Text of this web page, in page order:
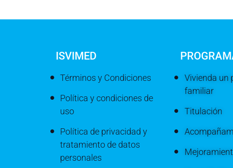
ISVIMED
Términos y Condiciones
Política y condiciones de
uso
Política de privacidad y
tratamiento de datos
personales
Vivienda un
familiar
Titulación